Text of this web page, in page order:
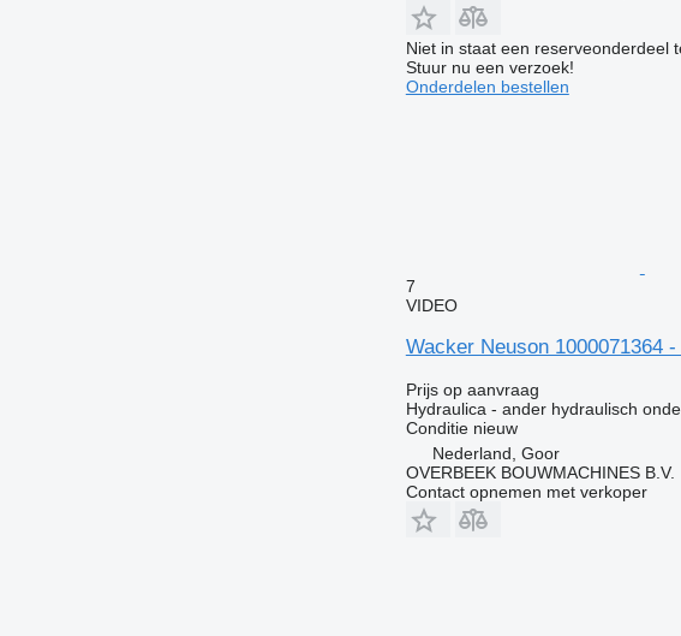
Niet in staat een reserveonderdeel
Stuur nu een verzoek!
Onderdelen bestellen
7
VIDEO
Wacker Neuson 1000071364
Prijs op aanvraag
Hydraulica - ander hydraulisch
Conditienieuw
Nederland, Goor
OVERBEEK BOUWMACHINES B.V.
Contact opnemen met verkoper